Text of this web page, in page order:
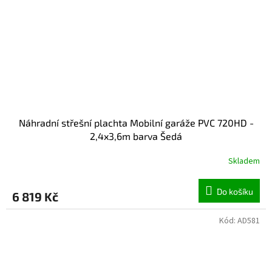
Náhradní střešní plachta Mobilní garáže PVC 720HD -
2,4x3,6m barva Šedá
Skladem
6 819 Kč Do košíku
Kód: AD581